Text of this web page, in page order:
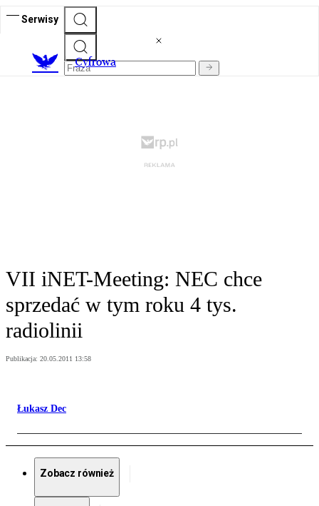
Serwisy
Cyfrowa
VII iNET-Meeting: NEC chce
sprzedać w tym roku 4 tys.
radiolinii
Publikacja: 20.05.2011 13:58
Łukasz Dec
Zobacz również